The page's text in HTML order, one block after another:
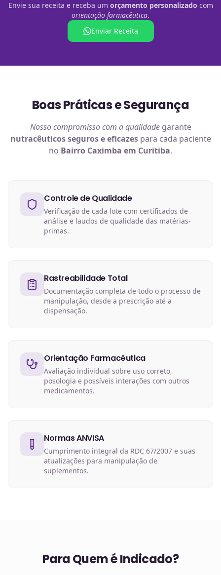
Envie sua receita e receba um orçamento personalizado com
orientação farmacêutica.
Enviar Receita
Boas Práticas e Segurança
Nosso compromisso com a qualidadegarante
nutracêuticosseguros e eficazespara cada paciente
no Bairro Caximba em Curitiba.
Controle de Qualidade
Verificação de cada lote com certificados de
análise e laudos de qualidade das matérias-
primas.
Rastreabilidade Total
Documentação completa de todo o processo de
manipulação, desde a prescrição até a
dispensação.
Orientação Farmacêutica
Avaliação individual sobre uso correto,
posologia e possíveis interações com outros
medicamentos.
Normas ANVISA
Cumprimento integral da RDC 67/2007 e suas
atualizações para manipulação de
suplementos.
Para Quem é Indicado?